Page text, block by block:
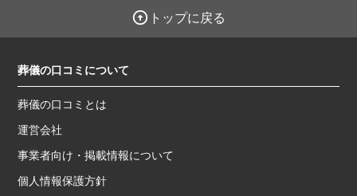
トップに戻る
葬儀の口コミについて
葬儀の口コミとは
運営会社
事業者向け・掲載情報について
個人情報保護方針